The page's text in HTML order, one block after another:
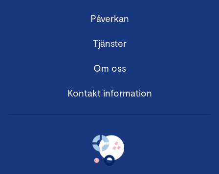
Påverkan
Tjänster
Om oss
Kontakt information